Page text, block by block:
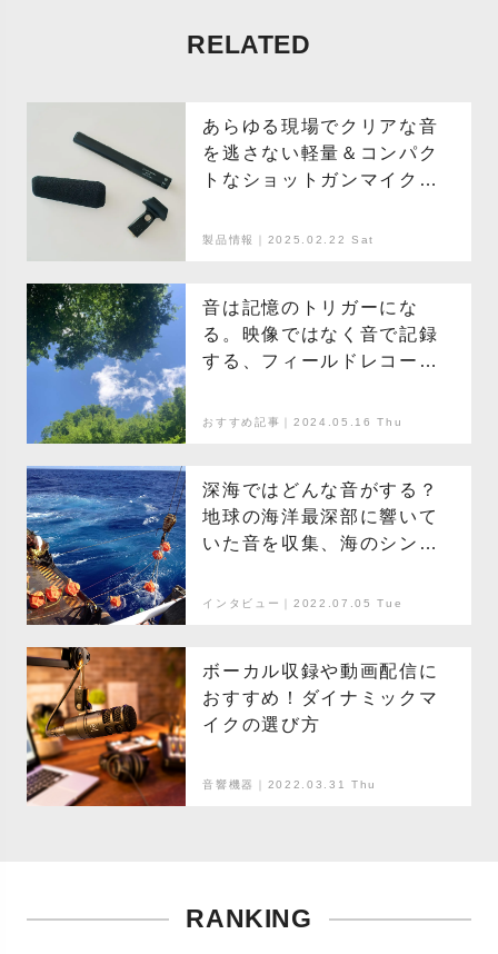
RELATED
あらゆる現場でクリアな音
を逃さない軽量＆コンパク
トなショットガンマイク
製品情報｜2025.02.22 Sat
音は記憶のトリガーにな
る。映像ではなく音で記録
する、フィールドレコー
のポイント
おすすめ記事｜2024.05.16 Thu
深海ではどんな音がする？
地球の海洋最深部に響いて
いた音を収集、海のシン
インタビュー｜2022.07.05 Tue
ボーカル収録や動画配信に
おすすめ！ダイナミックマ
イクの選び方
音響機器｜2022.03.31 Thu
RANKING